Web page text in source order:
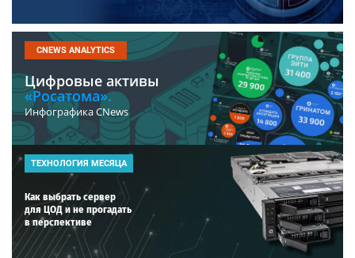
CNEWS ANALYTICS
Цифровые активы
«Росатома».
Инфографика CNews
ТЕХНОЛОГИЯ МЕСЯЦА
Как выбрать сервер
для ЦОД и не прогадать
в перспективе